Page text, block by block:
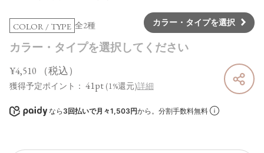
COLOR / TYPE 全2種 カラー・タイプを選択
カラー・タイプを選択してください
¥4,510 （税込）
獲得予定ポイント： 41pt (1%還元)詳細
なら 3回払いで月々1,503円から。分割手数料無料